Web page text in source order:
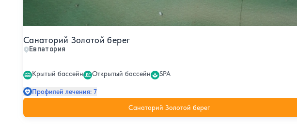
Санаторий Золотой берег
Евпатория
Крытый бассейн Открытый бассейн SPA
Профилей лечения: 7
Санаторий Золотой берег